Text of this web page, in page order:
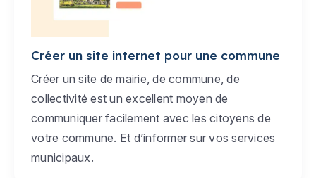
Créer un site internet pour une commune
Créer un site de mairie, de commune, de
collectivité est un excellent moyen de
communiquer facilement avec les citoyens de
votre commune. Et d’informer sur vos services
municipaux.